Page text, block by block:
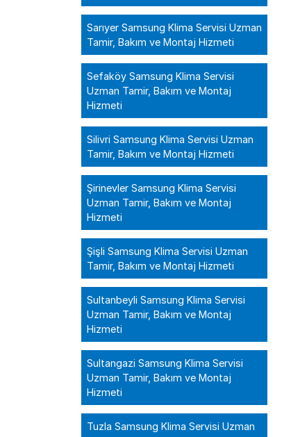
Sarıyer Samsung Klima Servisi Uzman
Tamir, Bakım ve Montaj Hizmeti
Sefaköy Samsung Klima Servisi
Uzman Tamir, Bakım ve Montaj
Hizmeti
Silivri Samsung Klima Servisi Uzman
Tamir, Bakım ve Montaj Hizmeti
Şirinevler Samsung Klima Servisi
Uzman Tamir, Bakım ve Montaj
Hizmeti
Şişli Samsung Klima Servisi Uzman
Tamir, Bakım ve Montaj Hizmeti
Sultanbeyli Samsung Klima Servisi
Uzman Tamir, Bakım ve Montaj
Hizmeti
Sultangazi Samsung Klima Servisi
Uzman Tamir, Bakım ve Montaj
Hizmeti
Tuzla Samsung Klima Servisi Uzman